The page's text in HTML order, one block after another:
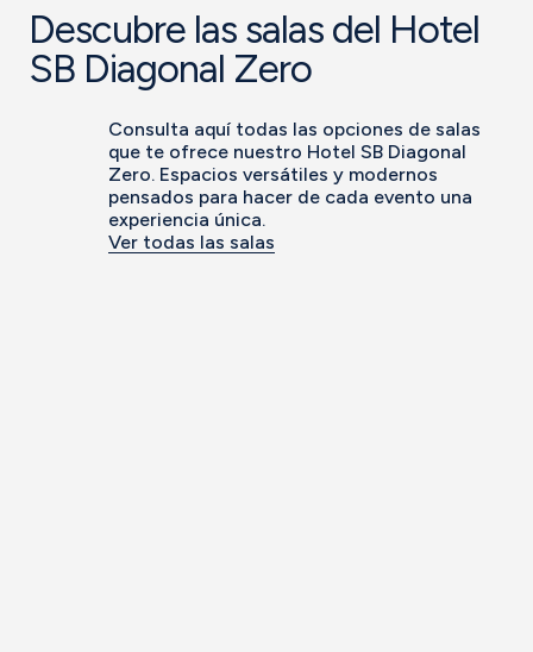
Descubre las salas del Hotel
SB Diagonal Zero
Consulta aquí todas las opciones de salas
que te ofrece nuestro Hotel SB Diagonal
Zero. Espacios versátiles y modernos
pensados para hacer de cada evento una
experiencia única.
Ver todas las salas